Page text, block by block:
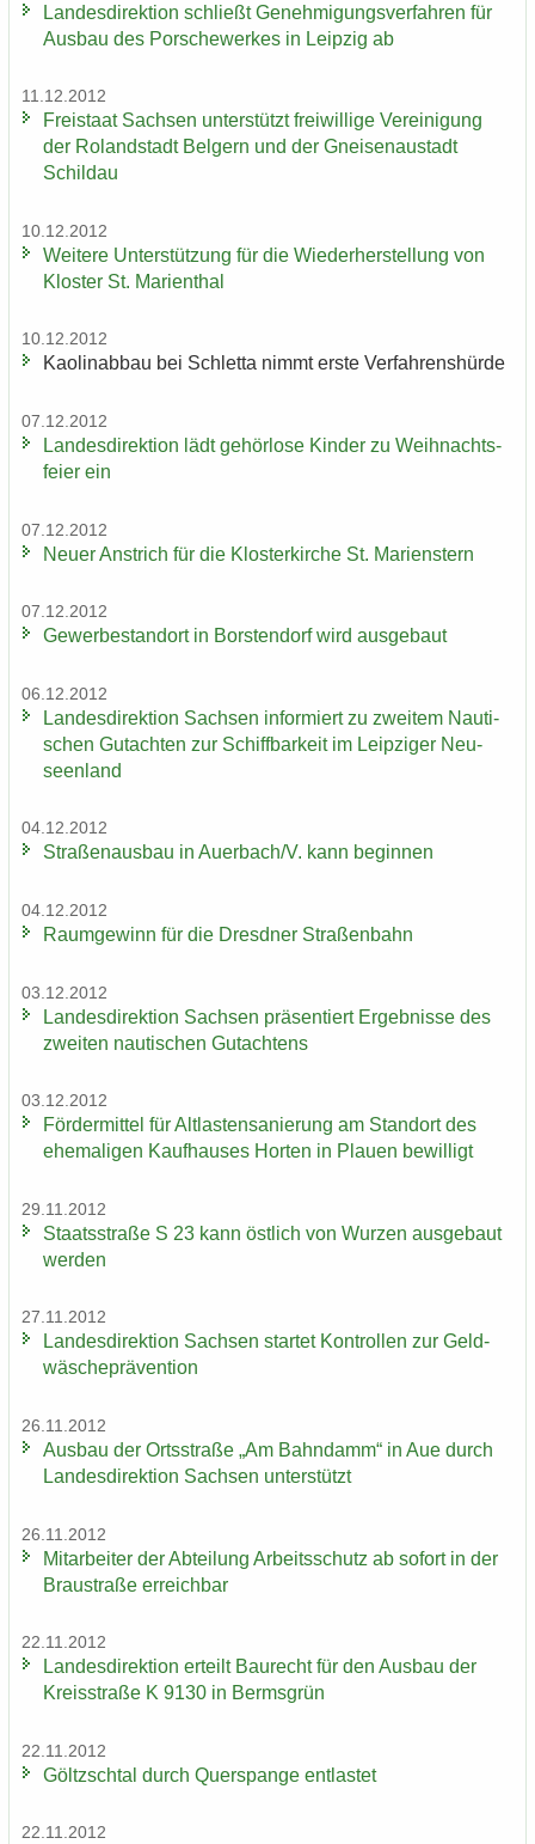
Lan­des­di­rek­ti­on schließt Ge­neh­mi­gungs­ver­fah­ren für
Aus­bau des Por­sche­wer­kes in Leip­zig ab
11.12.2012
Frei­staat Sach­sen un­ter­stützt frei­wil­li­ge Ver­ei­ni­gung
der Ro­land­stadt Bel­gern und der Gnei­sen­au­stadt
Schildau
10.12.2012
Wei­te­re Un­ter­stüt­zung für die Wie­der­her­stel­lung von
Klos­ter St. Ma­ri­en­thal
10.12.2012
Kao­lin­ab­bau bei Schlet­ta nimmt erste Ver­fah­rens­hür­de
07.12.2012
Lan­des­di­rek­ti­on lädt ge­hör­lo­se Kin­der zu Weih­nachts­
fei­er ein
07.12.2012
Neuer An­strich für die Klos­ter­kir­che St. Ma­ri­enstern
07.12.2012
Ge­wer­be­stand­ort in Bors­ten­dorf wird aus­ge­baut
06.12.2012
Lan­des­di­rek­ti­on Sach­sen in­for­miert zu zwei­tem Nau­ti­
schen Gut­ach­ten zur Schiff­bar­keit im Leip­zi­ger Neu­
seen­land
04.12.2012
Stra­ßen­aus­bau in Au­er­bach/V. kann be­gin­nen
04.12.2012
Raum­ge­winn für die Dresd­ner Stra­ßen­bahn
03.12.2012
Lan­des­di­rek­ti­on Sach­sen prä­sen­tiert Er­geb­nis­se des
zwei­ten nau­ti­schen Gut­ach­tens
03.12.2012
För­der­mit­tel für Alt­las­ten­sa­nie­rung am Stand­ort des
ehe­ma­li­gen Kauf­hau­ses Hor­ten in Plau­en be­wil­ligt
29.11.2012
Staats­stra­ße S 23 kann öst­lich von Wur­zen aus­ge­baut
wer­den
27.11.2012
Lan­des­di­rek­ti­on Sach­sen star­tet Kon­trol­len zur Geld­
wä­sche­prä­ven­ti­on
26.11.2012
Aus­bau der Orts­stra­ße „Am Bahn­damm“ in Aue durch
Lan­des­di­rek­ti­on Sach­sen un­ter­stützt
26.11.2012
Mit­ar­bei­ter der Ab­tei­lung Ar­beits­schutz ab so­fort in der
Brau­stra­ße er­reich­bar
22.11.2012
Lan­des­di­rek­ti­on er­teilt Bau­recht für den Aus­bau der
Kreis­stra­ße K 9130 in Berms­grün
22.11.2012
Göltzsch­tal durch Quer­span­ge ent­las­tet
22.11.2012